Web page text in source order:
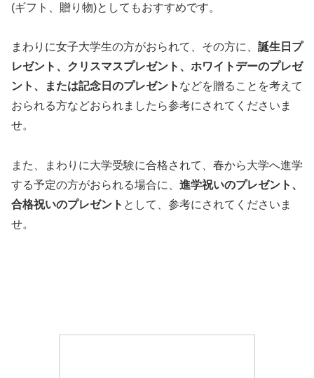
(ギフト、贈り物)としてもおすすめです。
まわりに女子大学生の方がおられて、その方に、 誕生日プ
レゼント、クリスマスプレゼント、ホワイトデーのプレゼ
ント、または記念日のプレゼント などを贈ることを考えて
おられる方などおられましたら参考にされてくださいま
せ。
また、まわりに大学受験に合格されて、春から大学へ進学
する予定の方がおられる場合に、 進学祝いのプレゼント、
合格祝いのプレゼント として、参考にされてくださいま
せ。